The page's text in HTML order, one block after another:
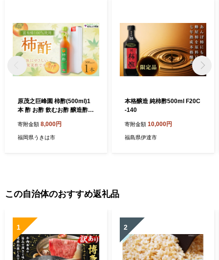
原茂之巨峰園 柿酢(500ml)1
本 酢 お酢 飲むお酢 醸造酢
産 富有柿 健康 料理 飲用 炭
酸割り 福岡県 うきは市
寄附金額 8,000円
福岡県うきは市
本格醸造 純柿酢500ml F20C
-140
寄附金額 10,000円
福島県伊達市
この自治体のおすすめ返礼品
1 2